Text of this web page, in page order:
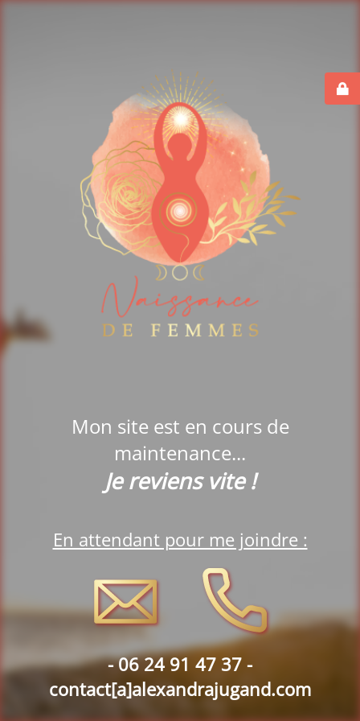
Mon site est en cours de
maintenance...
Je reviens vite !
En attendant pour me joindre :
-06 24 91 47 37 -
contact[a]alexandrajugand.com